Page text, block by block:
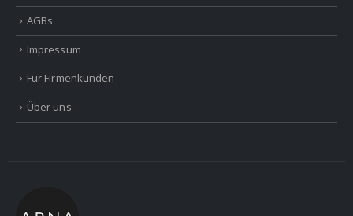
AGBs
Impressum
Für Firmenkunden
Über uns